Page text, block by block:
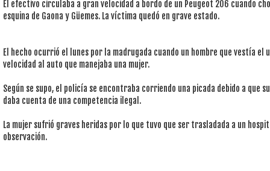
El efectivo circulaba a gran velocidad a bordo de un Peugeot 206 cuando
esquina de Gaona y Güemes. La víctima quedó en grave estado.
El hecho ocurrió el lunes por la madrugada cuando un hombre que vestía el
velocidad al auto que manejaba una mujer.
Según se supo, el policía se encontraba corriendo una picada debido a que
daba cuenta de una competencia ilegal.
La mujer sufrió graves heridas por lo que tuvo que ser trasladada a un
observación.